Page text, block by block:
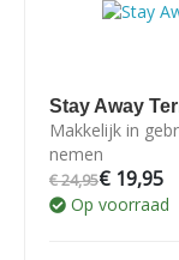
Stay Away
Makkelijk in
nemen
€24,95€ 19,95
Op voorraad